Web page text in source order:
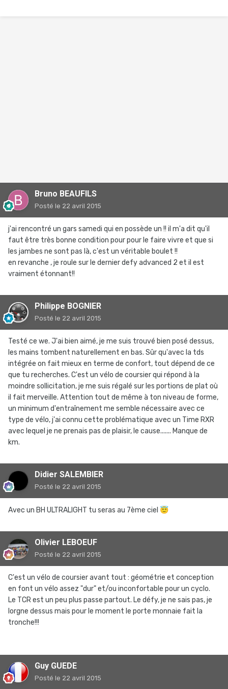
Bruno BEAUFILS
Posté le 22 avril 2015
j'ai rencontré un gars samedi qui en possède un !! il m'a dit qu'il
faut être très bonne condition pour pour le faire vivre et que si
les jambes ne sont pas là, c'est un véritable boulet !!
en revanche , je roule sur le dernier defy advanced 2 et il est
vraiment étonnant!!
Philippe BOGNIER
Posté le 22 avril 2015
Testé ce we. J'ai bien aimé, je me suis trouvé bien posé dessus,
les mains tombent naturellement en bas. Sûr qu'avec la tds
intégrée on fait mieux en terme de confort, tout dépend de ce
que tu recherches. C'est un vélo de coursier qui répond à la
moindre sollicitation, je me suis régalé sur les portions de plat où
il fait merveille. Attention tout de même à ton niveau de forme,
un minimum d'entraînement me semble nécessaire avec ce
type de vélo, j'ai connu cette problématique avec un Time RXR
avec lequel je ne prenais pas de plaisir, le cause....... Manque de
km.
Didier SALEMBIER
Posté le 22 avril 2015
Avec un BH ULTRALIGHT tu seras au 7ème ciel 😇
Olivier LEBOEUF
Posté le 22 avril 2015
C'est un vélo de coursier avant tout : géométrie et conception
en font un vélo assez "dur" et/ou inconfortable pour un cyclo.
Le TCR est un peu plus passe partout. Le défy, je ne sais pas, je
lorgne dessus mais pour le moment le porte monnaie fait la
tronche!!!
Guy GUEDE
Posté le 22 avril 2015